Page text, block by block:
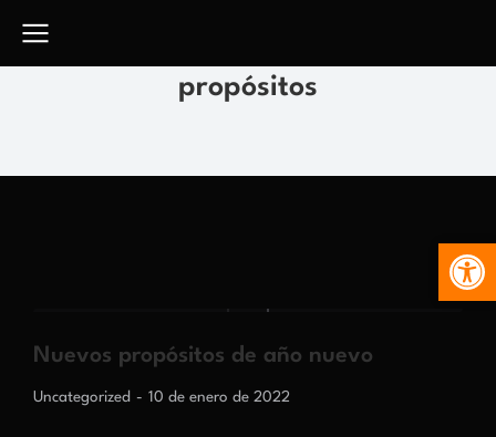
propósitos
Nuevos propósitos de año nuevo
Uncategorized 10 de enero de 2022